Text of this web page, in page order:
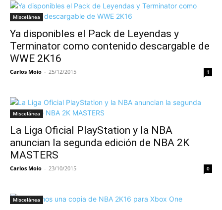
Miscelánea
Ya disponibles el Pack de Leyendas y
Terminator como contenido descargable de
WWE 2K16
Carlos Moio - 25/12/2015 1
Miscelánea
La Liga Oficial PlayStation y la NBA
anuncian la segunda edición de NBA 2K
MASTERS
Carlos Moio - 23/10/2015 0
Miscelánea